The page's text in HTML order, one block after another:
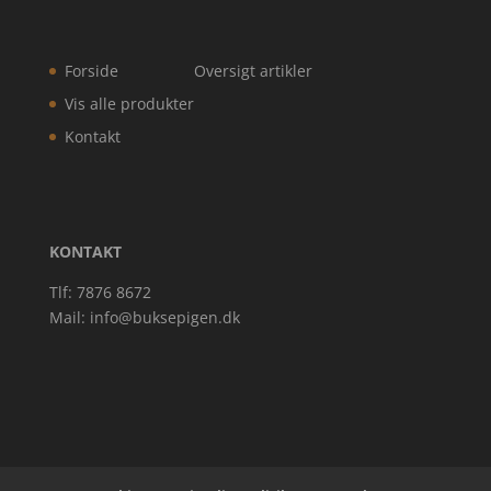
Forside
Vis alle produkter
Kontakt
Oversigt artikler
KONTAKT
Tlf: 7876 8672
Mail: info@buksepigen.dk